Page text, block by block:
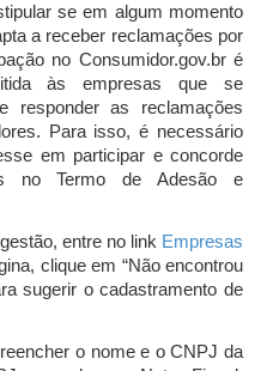
se em algum momento
a receber reclamações por
no Consumidor.gov.br é
às empresas que se
responder as reclamações
Para isso, é necessário
em participar e concorde
no Termo de Adesão e
entre no link Empresas
clique em “Não encontrou
sugerir o cadastramento de
o nome e o CNPJ da